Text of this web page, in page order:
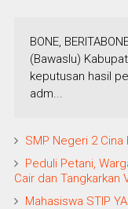
BONE,
(Bawaslu)
keputusan hasil
adm...
SMP Negeri 2 Cina
Peduli Petani,
Cair dan Tangkarkan
Mahasiswa STIP